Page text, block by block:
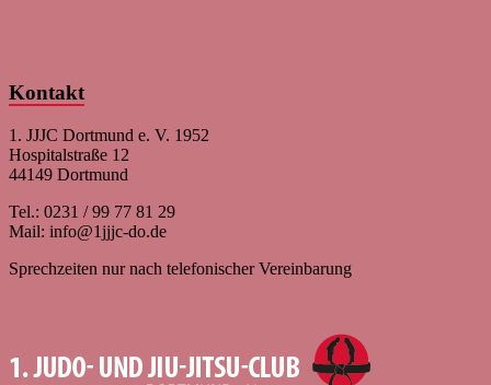
Kontakt
1. JJJC Dortmund e. V. 1952
Hospitalstraße 12
44149 Dortmund
Tel.: 0231 / 99 77 81 29
Mail: info@1jjjc-do.de
Sprechzeiten nur nach telefonischer Vereinbarung